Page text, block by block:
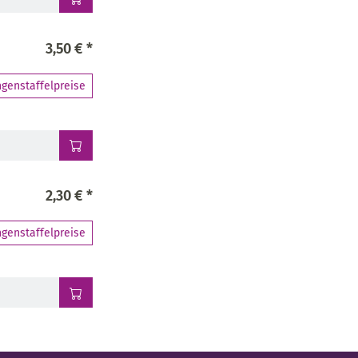
3,50 € *
2,30 € *